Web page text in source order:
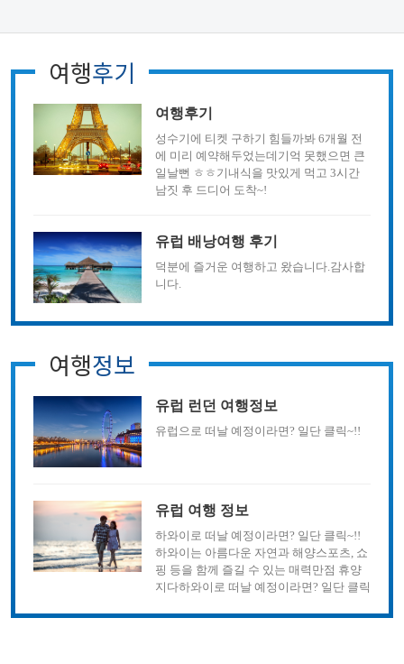
여행후기
여행후기
성수기에 티켓 구하기 힘들까봐 6개월 전
에 미리 예약해두었는데기억 못했으면 큰
일날뻔 ㅎㅎ기내식을 맛있게 먹고 3시간
남짓 후 드디어 도착~!
유럽 배낭여행 후기
덕분에 즐거운 여행하고 왔습니다.감사합
니다.
여행정보
유럽 런던 여행정보
유럽으로 떠날 예정이라면? 일단 클릭~!!
유럽 여행 정보
하와이로 떠날 예정이라면? 일단 클릭~!!
하와이는 아름다운 자연과 해양스포츠, 쇼
핑 등을 함께 즐길 수 있는 매력만점 휴양
지다하와이로 떠날 예정이라면? 일단 클릭
쇼핑 등을 함께 즐길 수 있는 매력만점 휴